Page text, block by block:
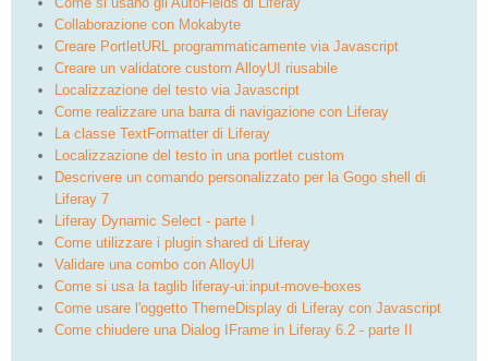
Collaborazione con Mokabyte
Creare PortletURL programmaticamente via Javascript
Creare un validatore custom AlloyUI riusabile
Localizzazione del testo via Javascript
Come realizzare una barra di navigazione con Liferay
La classe TextFormatter di Liferay
Localizzazione del testo in una portlet custom
Descrivere un comando personalizzato per la Gogo shell di
Liferay 7
Liferay Dynamic Select - parte I
Come utilizzare i plugin shared di Liferay
Validare una combo con AlloyUI
Come si usa la taglib liferay-ui:input-move-boxes
Come usare l'oggetto ThemeDisplay di Liferay con Javascript
Come chiudere una Dialog IFrame in Liferay 6.2 - parte II